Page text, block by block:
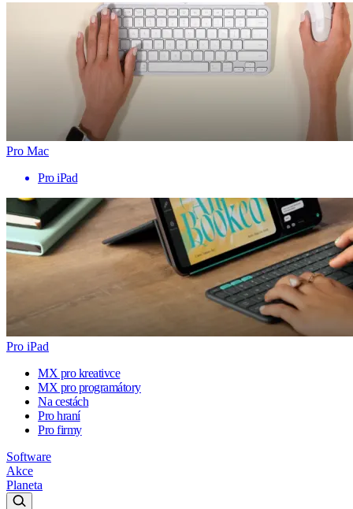
Pro Mac
Pro iPad
Pro iPad
MX pro kreativce
MX pro programátory
Na cestách
Pro hraní
Pro firmy
Software
Akce
Planeta